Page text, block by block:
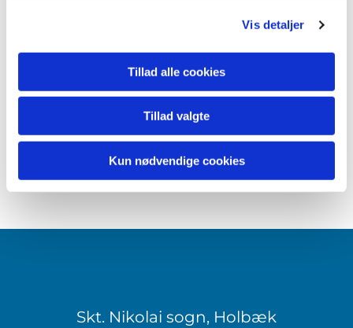
Vis detaljer
Tillad alle cookies
Tillad valgte
Kun nødvendige cookies
Skt. Nikolai sogn, Holbæk